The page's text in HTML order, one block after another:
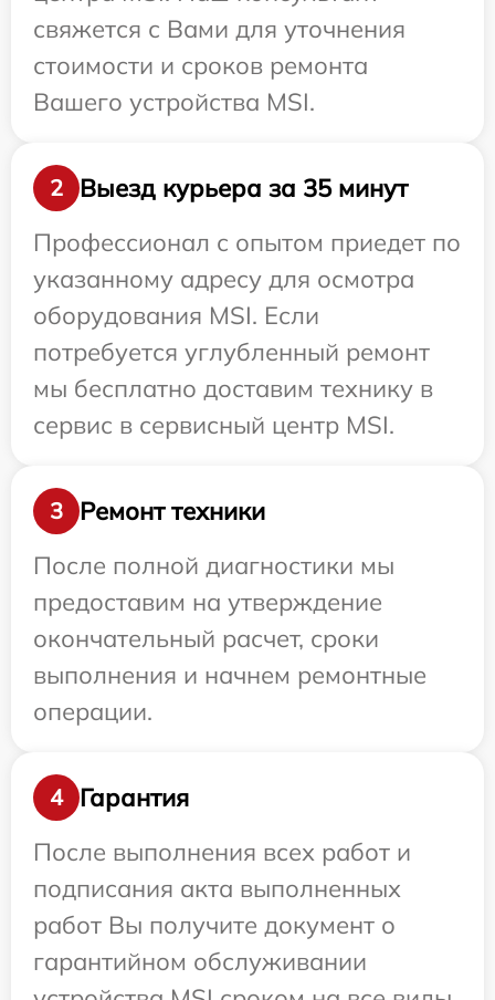
свяжется с Вами для уточнения
стоимости и сроков ремонта
Вашего устройства MSI.
2
Выезд курьера за 35 минут
Профессионал с опытом приедет по
указанному адресу для осмотра
оборудования MSI. Если
потребуется углубленный ремонт
мы бесплатно доставим технику в
сервис в сервисный центр MSI.
3
Ремонт техники
После полной диагностики мы
предоставим на утверждение
окончательный расчет, сроки
выполнения и начнем ремонтные
операции.
4
Гарантия
После выполнения всех работ и
подписания акта выполненных
работ Вы получите документ о
гарантийном обслуживании